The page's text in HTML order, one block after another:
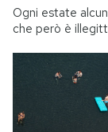
Ogni estate
che però è